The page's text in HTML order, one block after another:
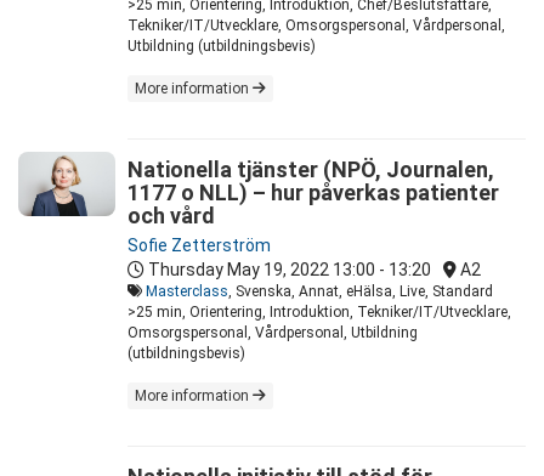
>25 min, Orientering, Introduktion, Chef/Beslutsfattare,
Tekniker/IT/Utvecklare, Omsorgspersonal, Vårdpersonal,
Utbildning (utbildningsbevis)
More information
Nationella tjänster (NPÖ, Journalen,
1177 o NLL) – hur påverkas patienter
och vård
Sofie Zetterström
Thursday May 19, 2022 13:00 - 13:20 A2
Masterclass, Svenska, Annat, eHälsa, Live, Standard
>25 min, Orientering, Introduktion, Tekniker/IT/Utvecklare,
Omsorgspersonal, Vårdpersonal, Utbildning
(utbildningsbevis)
More information